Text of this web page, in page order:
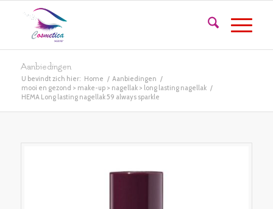
Aanbiedingen
U bevindt zich hier: Home / Aanbiedingen /
mooi en gezond > make-up > nagellak > long lasting nagellak /
HEMA Long lasting nagellak 59 always sparkle